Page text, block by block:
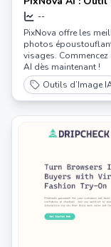
AI tout-en-un
--
PixNova offre les
photos
visages.
AI dès maintenant !
Outils d’Image